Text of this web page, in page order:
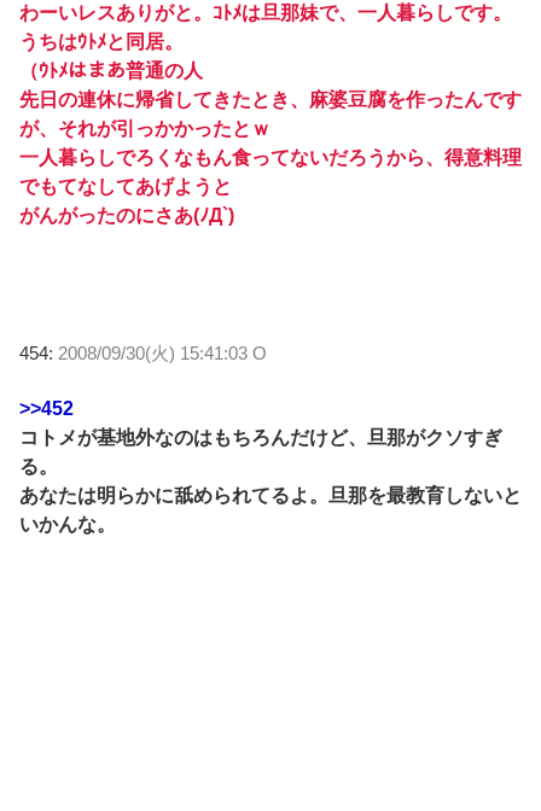
わーいレスありがと。ｺﾄﾒは旦那妹で、一人暮らしです。
うちはｳﾄﾒと同居。
（ｳﾄﾒはまあ普通の人
先日の連休に帰省してきたとき、麻婆豆腐を作ったんです
が、それが引っかかったとｗ
一人暮らしでろくなもん食ってないだろうから、得意料理
でもてなしてあげようと
がんがったのにさあ(ﾉД`)
454: 2008/09/30(火) 15:41:03 O
>>452
コトメが基地外なのはもちろんだけど、旦那がクソすぎ
る。
あなたは明らかに舐められてるよ。旦那を最教育しないと
いかんな。